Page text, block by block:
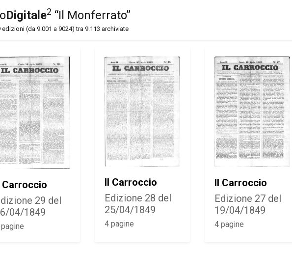
Digitale2 “Il Monferrato”
edizioni (da 9.001 a 9024) tra 9.113 archiviate
Carroccio
29 del
04/1849
Il Carroccio
Edizione 28 del
25/04/1849
4 pagine
Il Carroccio
Edizione 27 del
19/04/1849
4 pagine